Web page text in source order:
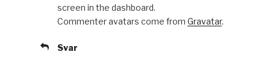
screen in the dashboard.
Commenter avatars come from Gravatar.
Svar